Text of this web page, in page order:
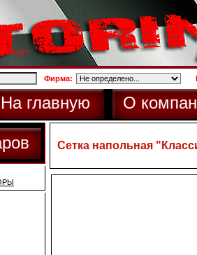
66-27
Фирма:
На главную О
Сетка напольная